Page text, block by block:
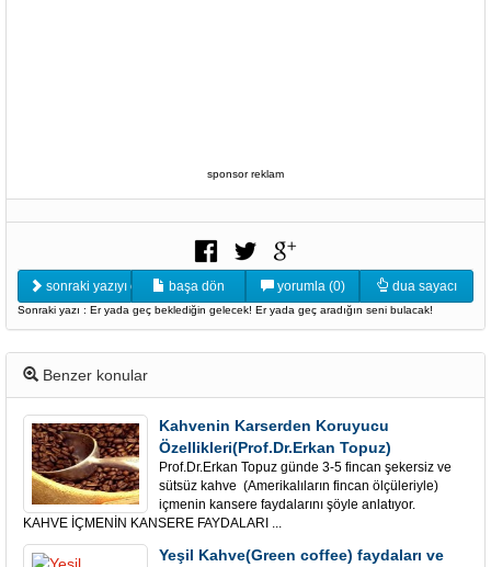
sponsor reklam
sonraki yazıyı oku başa dön yorumla (0) dua sayacı
Sonraki yazı : Er yada geç beklediğin gelecek! Er yada geç aradığın seni bulacak!
Benzer konular
Kahvenin Karserden Koruyucu
Özellikleri(Prof.Dr.Erkan Topuz)
Prof.Dr.Erkan Topuz günde 3-5 fincan şekersiz ve
sütsüz kahve (Amerikalıların fincan ölçüleriyle)
içmenin kansere faydalarını şöyle anlatıyor.
KAHVE İÇMENİN KANSERE FAYDALARI ...
Yeşil Kahve(Green coffee) faydaları ve